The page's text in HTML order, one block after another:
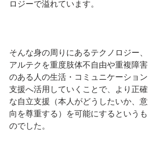
ロジーで溢れています。
そんな身の周りにあるテクノロジー、
アルテクを重度肢体不自由や重複障害
のある人の生活・コミュニケーション
支援へ活用していくことで、より正確
な自立支援（本人がどうしたいか、意
向を尊重する）を可能にするというも
のでした。